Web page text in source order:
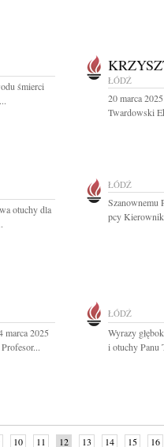
śmierci
ŁÓDŹ
20 marca
Twardowski
otuchy dla
ŁÓDŹ
Szanownemu
pcy
marca 2025
ŁÓDŹ
Wyrazy
i otuchy Panu
10 11 12 13 14 15 16